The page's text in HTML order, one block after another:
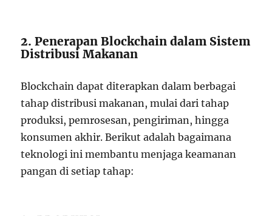
2. Penerapan Blockchain dalam Sistem
Distribusi Makanan
Blockchain dapat diterapkan dalam berbagai
tahap distribusi makanan, mulai dari tahap
produksi, pemrosesan, pengiriman, hingga
konsumen akhir. Berikut adalah bagaimana
teknologi ini membantu menjaga keamanan
pangan di setiap tahap: